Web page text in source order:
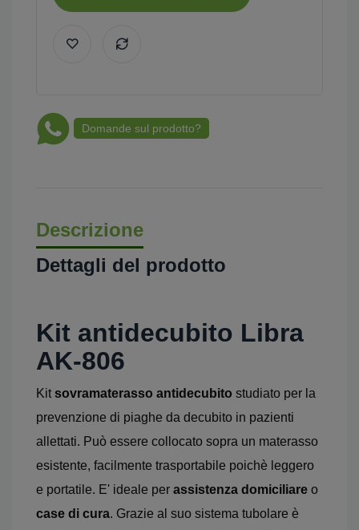
Domande sul prodotto?
Descrizione
Dettagli del prodotto
Kit antidecubito Libra
AK-806
Kit sovramaterasso antidecubito studiato per la
prevenzione di piaghe da decubito in pazienti
allettati. Può essere collocato sopra un materasso
esistente, facilmente trasportabile poichè leggero
e portatile. E' ideale per assistenza domiciliare o
case di cura. Grazie al suo sistema tubolare è